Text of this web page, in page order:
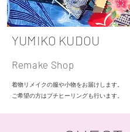
YUMIKO KUDOU
Remake Shop
着物リメイクの服や小物をお届けします。
ご希望の方はプチヒーリングも行います。